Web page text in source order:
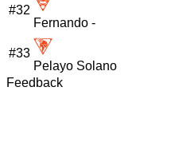
#32
Fernando -
#33
Pelayo Solano
Feedback